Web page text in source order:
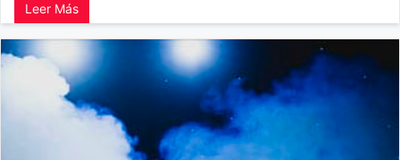
Leer Más